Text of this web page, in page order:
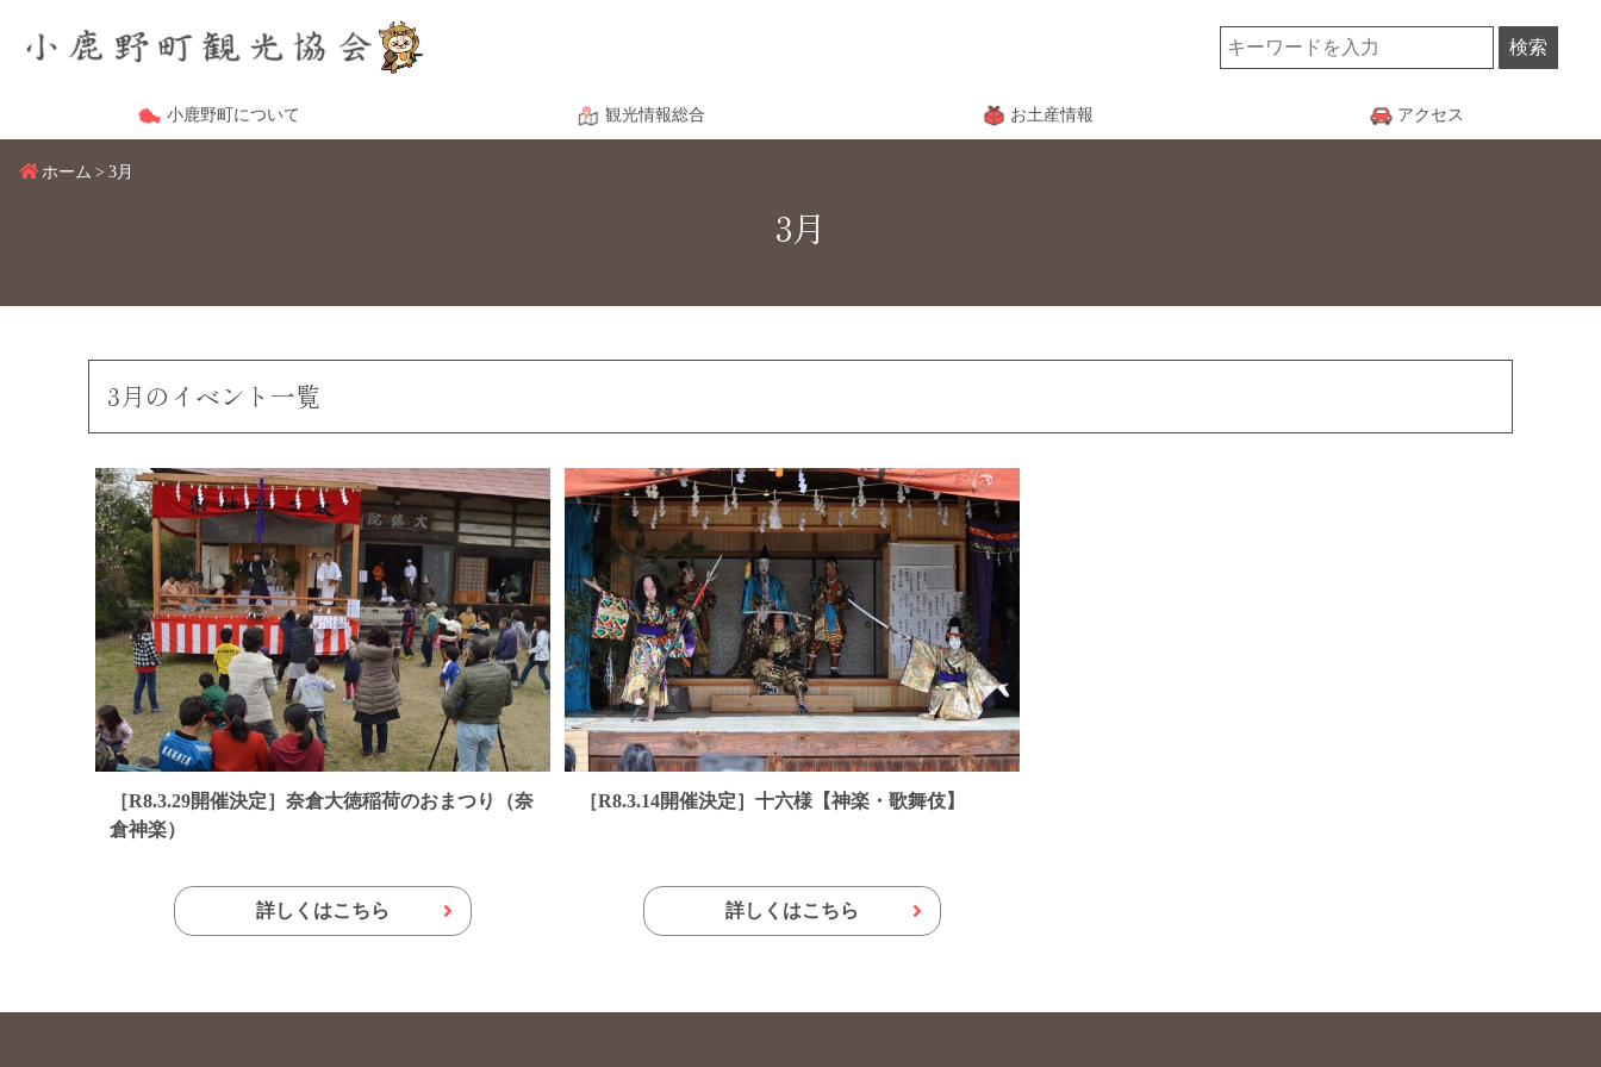
小鹿野町について 観光情報総合 お土産情報 アクセス
ホーム 3月
3月
3月のイベント一覧
［R8.3.29開催決定］奈倉大徳稲荷のおまつり（奈
倉神楽）
詳しくはこちら
［R8.3.14開催決定］十六様【神楽・歌舞伎】
詳しくはこちら